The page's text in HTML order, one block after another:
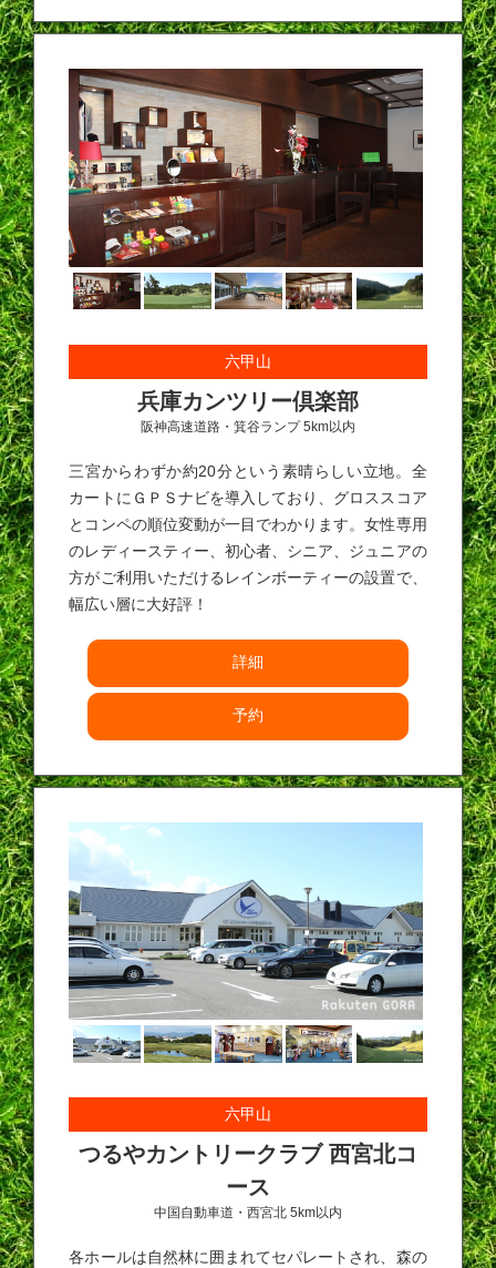
六甲山
兵庫カンツリー倶楽部
阪神高速道路・箕谷ランプ 5km以内
三宮からわずか約20分という素晴らしい立地。全
カートにＧＰＳナビを導入しており、グロススコア
とコンペの順位変動が一目でわかります。女性専用
のレディースティー、初心者、シニア、ジュニアの
方がご利用いただけるレインボーティーの設置で、
幅広い層に大好評！
詳細
予約
六甲山
つるやカントリークラブ 西宮北コ
ース
中国自動車道・西宮北 5km以内
各ホールは自然林に囲まれてセパレートされ、森の